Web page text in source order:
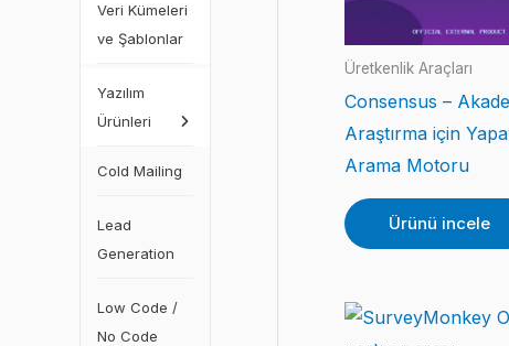
Veri Kümeleri
ve Şablonlar
Yazılım
Ürünleri
Cold Mailing
Lead
Generation
Low Code /
No Code
Üretkenlik Araçları
Consensus –
Araştırma için
Arama Motoru
Ürünü incele